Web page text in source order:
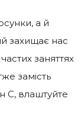
а й
захищає нас
заняттях
замість
С, влаштуйте